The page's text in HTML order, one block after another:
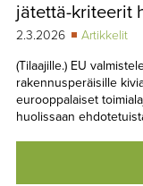
jätettä-kriteerit
2.3.2026
Artikkelit
(Tilaajille.) EU
rakennusperäisille
eurooppalaiset
huolissaan